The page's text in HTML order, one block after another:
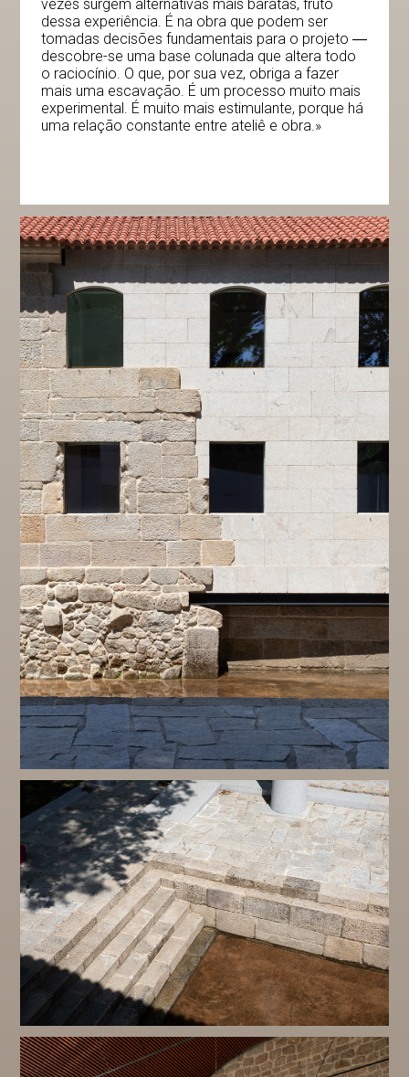
vezes surgem alternativas mais baratas, fruto
dessa experiência. É na obra que podem ser
tomadas decisões fundamentais para o projeto ―
descobre-se uma base colunada que altera todo
o raciocínio. O que, por sua vez, obriga a fazer
mais uma escavação. É um processo muito mais
experimental. É muito mais estimulante, porque há
uma relação constante entre ateliê e obra.»